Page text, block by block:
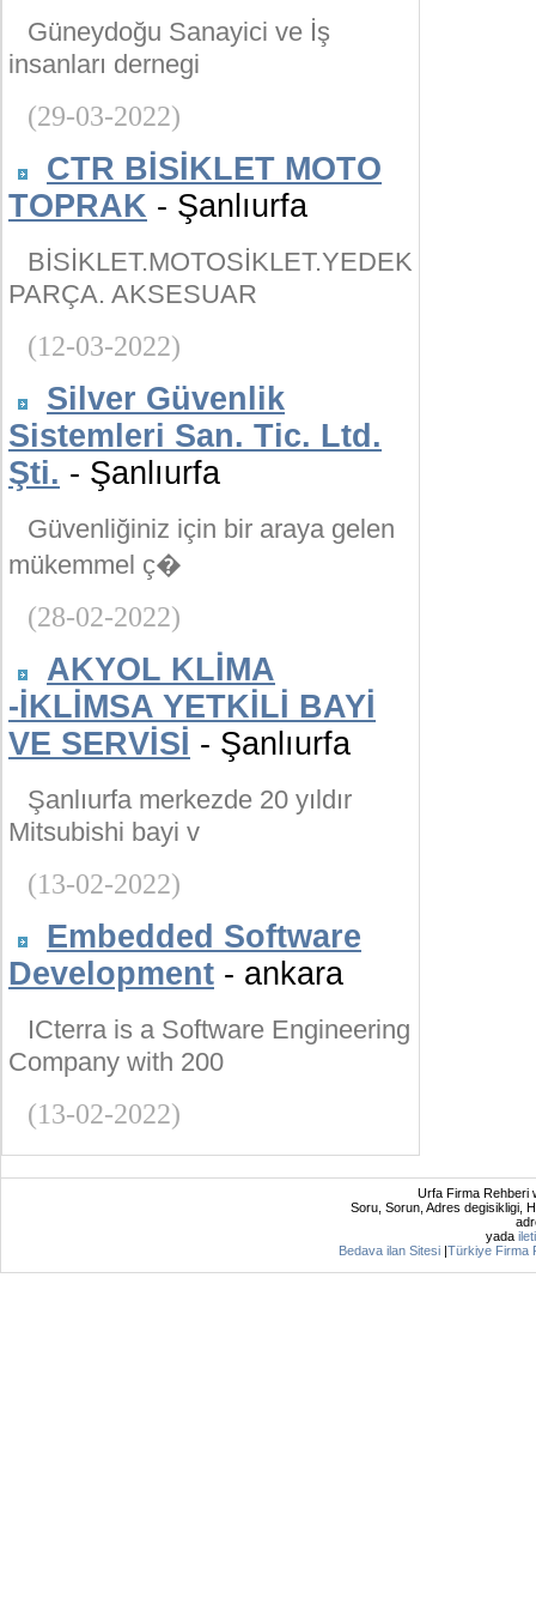
Güneydoğu Sanayici ve İş
insanları dernegi
(29-03-2022)
CTR BİSİKLET MOTO
TOPRAK - Şanlıurfa
BİSİKLET.MOTOSİKLET.YEDEK
PARÇA. AKSESUAR
(12-03-2022)
Silver Güvenlik
Sistemleri San. Tic. Ltd.
Şti. - Şanlıurfa
Güvenliğiniz için bir araya gelen
mükemmel ç�
(28-02-2022)
AKYOL KLİMA
-İKLİMSA YETKİLİ BAYİ
VE SERVİSİ - Şanlıurfa
Şanlıurfa merkezde 20 yıldır
Mitsubishi bayi v
(13-02-2022)
Embedded Software
Development - ankara
ICterra is a Software Engineering
Company with 200
(13-02-2022)
Urfa Firma Rehberi
Soru, Sorun, Adres degisikligi,
yada
Bedava ilan Sitesi |Türkiye Firma